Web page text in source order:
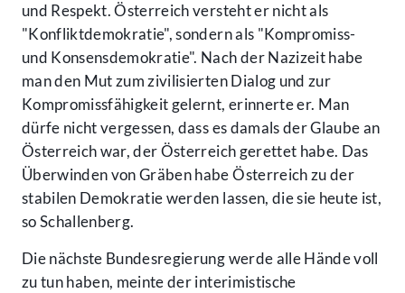
und Respekt. Österreich versteht er nicht als
"Konfliktdemokratie", sondern als "Kompromiss-
und Konsensdemokratie". Nach der Nazizeit habe
man den Mut zum zivilisierten Dialog und zur
Kompromissfähigkeit gelernt, erinnerte er. Man
dürfe nicht vergessen, dass es damals der Glaube an
Österreich war, der Österreich gerettet habe. Das
Überwinden von Gräben habe Österreich zu der
stabilen Demokratie werden lassen, die sie heute ist,
so Schallenberg.
Die nächste Bundesregierung werde alle Hände voll
zu tun haben, meinte der interimistische